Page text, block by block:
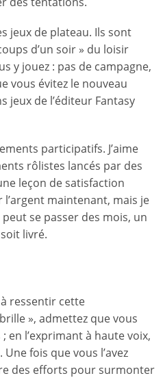
jeux de plateau. Ils sont
d’un soir » du loisir
y jouez : pas de campagne,
vous évitez le nouveau
jeux de l’éditeur Fantasy
participatifs. J’aime
rôlistes lancés par des
leçon de satisfaction
maintenant, mais je
se passer des mois, un
livré.
ressentir cette
», admettez que vous
; en l’exprimant à haute voix,
fois que vous l’avez
des efforts pour surmonter